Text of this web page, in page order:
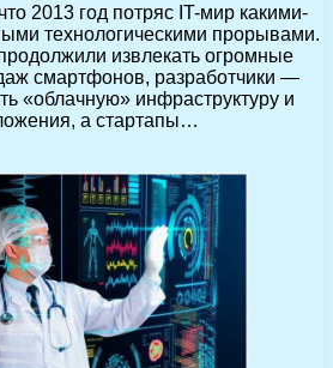
2013 год потряс IT-мир какими-
технологическими прорывами.
извлекать огромные
смартфонов, разработчики —
«облачную» инфраструктуру и
а стартапы…